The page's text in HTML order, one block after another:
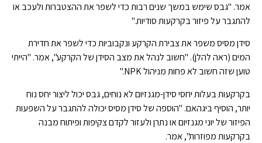
אמר. "גבס שימש במשך שנים רבות כדי לשפר את ההצטברות ולעכב או
להתגבר על פיזור בקרקעות סודיות."
סידן מסיס משפר את צבירת הקרקע ונקבוביות כדי לשפר את חדירת
המים (ראה להלן). "חשוב לנהל את מצב הסידן של הקרקע", אמר. "הייתי
טוען שזה חשוב לא פחות מניהול NPK."
בקרקעות בעלות יחסי סידן-מגנזיום לא נוחים, גבס יכול ליצור יחס נוח
יותר, הוסיף ביגהאם. "הוספה של סידן מסיס יכולה להתגבר על השפעות
הפיזור של יוני מגנזיום או נתרן ולעזור לקדם צקיפות ופיתוח מבנה
בקרקעות מפוזרות", אמר.